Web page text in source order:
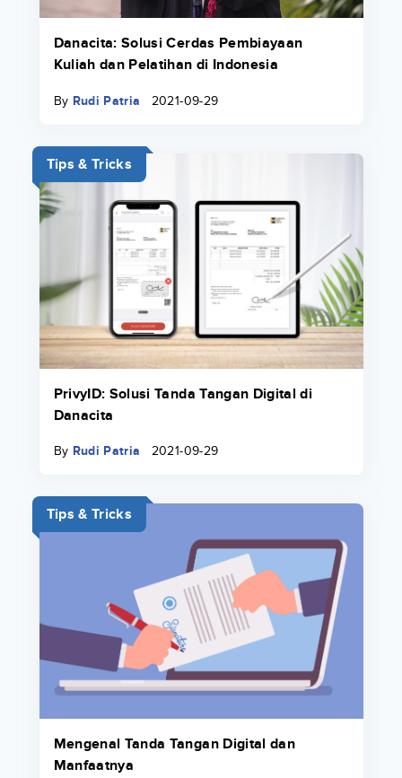
Danacita: Solusi Cerdas Pembiayaan
Kuliah dan Pelatihan di Indonesia
By Rudi Patria 2021-09-29
Tips & Tricks
PrivyID: Solusi Tanda Tangan Digital di
Danacita
By Rudi Patria 2021-09-29
Tips & Tricks
Mengenal Tanda Tangan Digital dan
Manfaatnya